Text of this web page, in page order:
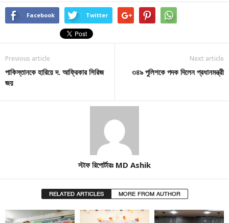
Facebook Twitter
Previous article
পাকিস্তানকে হারিয়ে দ. আফ্রিকার সিরিজ
জয়
Next article
৩৪৯ পুলিশকে পদক দিলেন প্রধানমন্ত্রী
স্টাফ রিপোর্টারঃ MD Ashik
RELATED ARTICLES MORE FROM AUTHOR